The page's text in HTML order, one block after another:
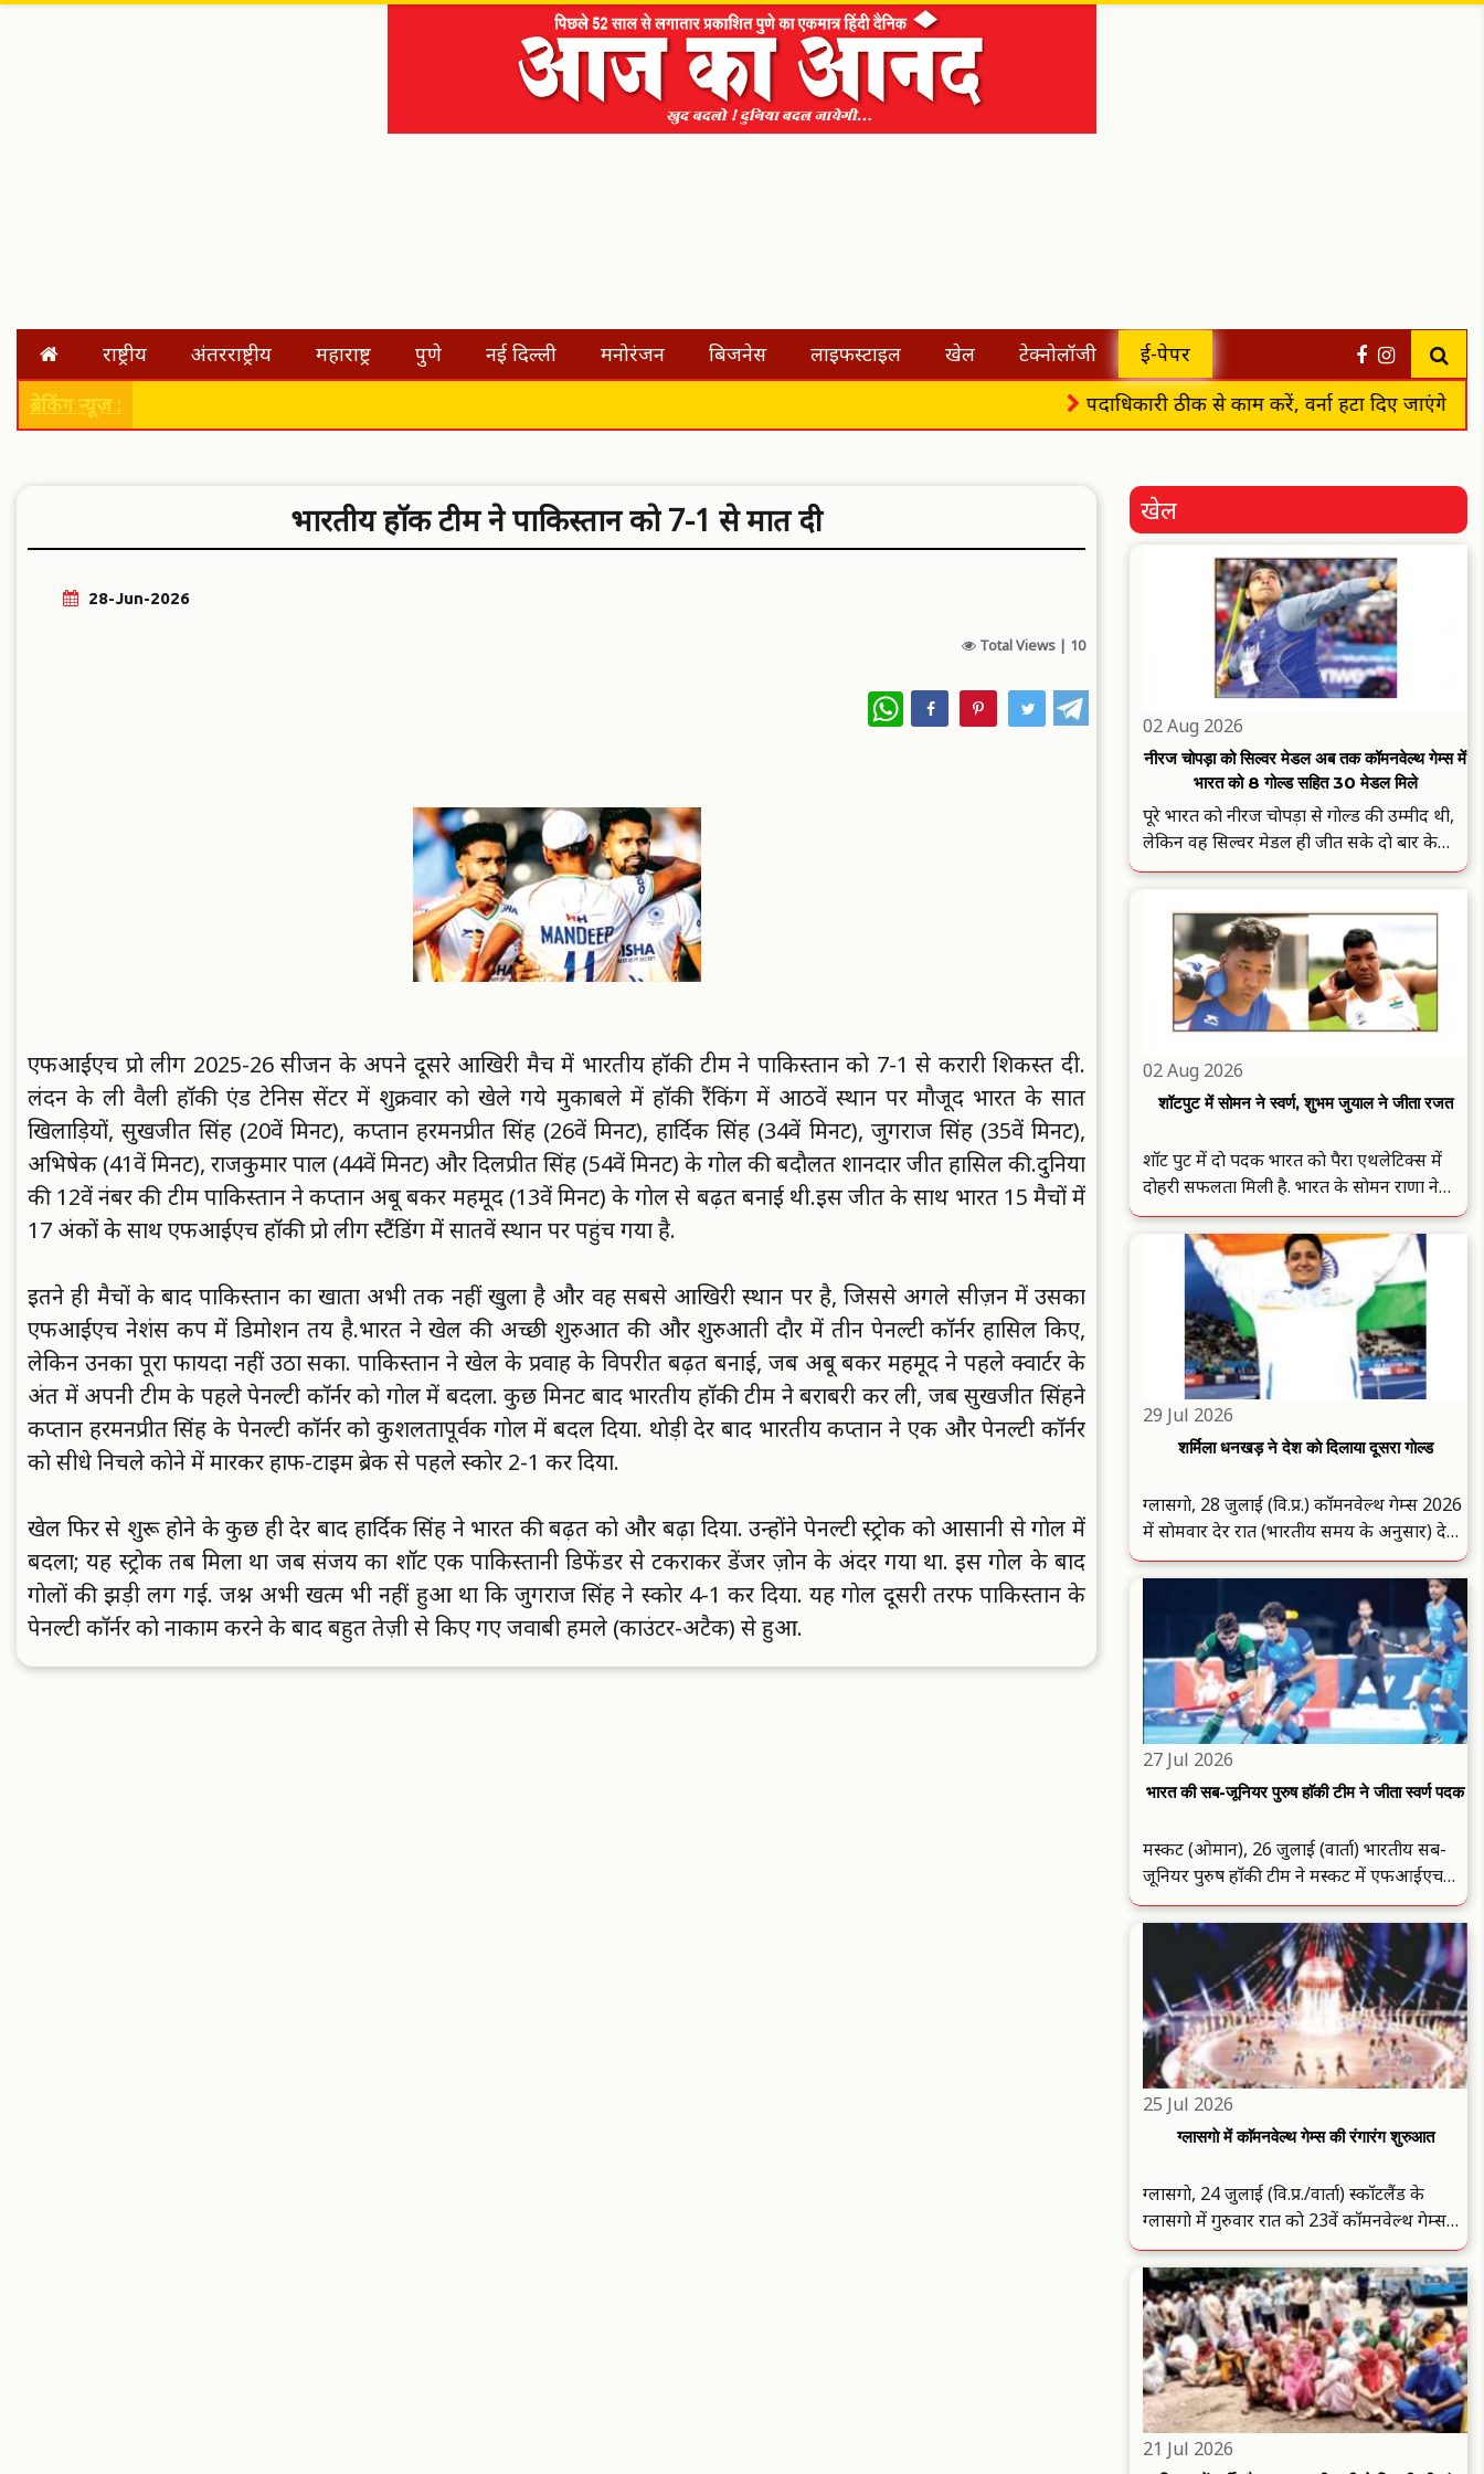
राष्ट्रीय अंतरराष्ट्रीय महाराष्ट्र पुणे नई दिल्ली मनोरंजन बिजनेस लाइफस्टाइल खेल टेक्नोलॉजी
ई-पेपर
ब्रेकिंग न्यूज़ :
पदाधिकारी ठीक से काम करें, वर्ना हटा दिए जाएंगे
भारतीय हाॅकी टीम ने पाकिस्तान काे 7-1 से मात दी
28-Jun-2026
Total Views | 10
WhatsApp
एफआईएच प्राे लीग 2025-26 सीजन के अपने दूसरे आखिरी मैच में भारतीय हाॅकी टीम ने पाकिस्तान काे 7-1 से करारी शिकस्त दी.
लंदन के ली वैली हाॅकी एंड टेनिस सेंटर में शुक्रवार काे खेले गये मुकाबले में हाॅकी रैंकिंग में आठवें स्थान पर माैजूद भारत के सात
खिलाड़ियाें, सुखजीत सिंह (20वें मिनट), कप्तान हरमनप्रीत सिंह (26वें मिनट), हार्दिक सिंह (34वें मिनट), जुगराज सिंह (35वें मिनट),
अभिषेक (41वें मिनट), राजकुमार पाल (44वें मिनट) और दिलप्रीत सिंह (54वें मिनट) के गाेल की बदाैलत शानदार जीत हासिल की.दुनिया
की 12वें नंबर की टीम पाकिस्तान ने कप्तान अबू बकर महमूद (13वें मिनट) के गाेल से बढ़त बनाई थी.इस जीत के साथ भारत 15 मैचाें में
17 अंकाें के साथ एफआईएच हाॅकी प्राे लीग स्टैंडिंग में सातवें स्थान पर पहुंच गया है.
इतने ही मैचाें के बाद पाकिस्तान का खाता अभी तक नहीं खुला है और वह सबसे आखिरी स्थान पर है, जिससे अगले सीज़न में उसका
एफआईएच नेशंस कप में डिमाेशन तय है.भारत ने खेल की अच्छी शुरुआत की और शुरुआती दाैर में तीन पेनल्टी काॅर्नर हासिल किए,
लेकिन उनका पूरा फायदा नहीं उठा सका. पाकिस्तान ने खेल के प्रवाह के विपरीत बढ़त बनाई, जब अबू बकर महमूद ने पहले क्वार्टर के
अंत में अपनी टीम के पहले पेनल्टी काॅर्नर काे गाेल में बदला. कुछ मिनट बाद भारतीय हाॅकी टीम ने बराबरी कर ली, जब सुखजीत सिंहने
कप्तान हरमनप्रीत सिंह के पेनल्टी काॅर्नर काे कुशलतापूर्वक गाेल में बदल दिया. थाेड़ी देर बाद भारतीय कप्तान ने एक और पेनल्टी काॅर्नर
काे सीधे निचले काेने में मारकर हाफ-टाइम ब्रेक से पहले स्काेर 2-1 कर दिया.
खेल फिर से शुरू हाेने के कुछ ही देर बाद हार्दिक सिंह ने भारत की बढ़त काे और बढ़ा दिया. उन्हाेंने पेनल्टी स्ट्राेक काे आसानी से गाेल में
बदला; यह स्ट्राेक तब मिला था जब संजय का शाॅट एक पाकिस्तानी डिफेंडर से टकराकर डेंजर ज़ाेन के अंदर गया था. इस गाेल के बाद
गाेलाें की झड़ी लग गई. जश्न अभी खत्म भी नहीं हुआ था कि जुगराज सिंह ने स्काेर 4-1 कर दिया. यह गाेल दूसरी तरफ पाकिस्तान के
पेनल्टी काॅर्नर काे नाकाम करने के बाद बहुत तेज़ी से किए गए जवाबी हमले (काउंटर-अटैक) से हुआ.
खेल
02 Aug 2026
नीरज चोपड़ा को सिल्वर मेडल अब तक कॉमनवेल्थ गेम्स में
भारत को 8 गोल्ड सहित 30 मेडल मिले
पूरे भारत काे नीरज चाेपड़ा से गाेल्ड की उम्मीद थी,
लेकिन वह सिल्वर मेडल ही जीत सके दाे बार के
ओलंपिक पदक विजेता नीरज चाेपड़ा से ग्लास्गाे में
खेले जा रहे काॅमनवेल्थ गेम्स-2026 में जिस प्रदर्शन
की उम्मीद थी वाे नहीं आया. पुरुषाें के जेवलिन थ्राे
मुकाबले ..
02 Aug 2026
शॉटपुट में सोमन ने स्वर्ण, शुभम जुयाल ने जीता रजत
शाॅट पुट में दाे पदक भारत काे पैरा एथलेटिक्स में
दाेहरी सफलता मिली है. भारत के साेमन राणा ने
स्वर्ण और शुभम जुयाल ने रजत पदक अपने नाम
किया है. साेमन ने 13.40 मीटर के सर्वश्रेष्ठ प्रयास से
स्वर्ण पदक जीता. वहीं, जुयाल ने 13.28 मीटर के
प्रयास से रजत ..
29 Jul 2026
शर्मिला धनखड़ ने देश काे दिलाया दूसरा गाेल्ड
ग्लासगाे, 28 जुलाई (वि.प्र.) काॅमनवेल्थ गेम्स 2026
में साेमवार देर रात (भारतीय समय के अनुसार) देश
के खाते में 4 और पदक जुड़ गए. भारत ने विमेंस
शाॅट पुट एफ57 प्रतियाेगिता में एक गाेल्ड और एक
ब्राॅन्ज मेडल हासिल किया, जबकि हाई जंप और
पुरुषाें की 79 ..
27 Jul 2026
भारत की सब-जूनियर पुरुष हाॅकी टीम ने जीता स्वर्ण पदक
मस्कट (ओमान), 26 जुलाई (वार्ता) भारतीय सब-
जूनियर पुरुष हाॅकी टीम ने मस्कट में एफआईएच
यूथ हाॅकी 5 एस एशियन चैंपियनशिप-2026 के
फाइनल में अपने चिर प्रतिद्वंद्वी पाकिस्तान काे 3-1 से
हराकर स्वर्ण पदक अपने नाम किया. हाॅकी इंडिया ने
भी नदक पुरस्कार की ..
25 Jul 2026
ग्लासगाे में काॅमनवेल्थ गेम्स की रंगारंग शुरुआत
ग्लासगाे, 24 जुलाई (वि.प्र./वार्ता) स्काॅटलैंड के
ग्लासगाे में गुरुवार रात काे 23वें काॅमनवेल्थ गेम्स
की रंगारंग शुरुआत हाे गई. इस दाैरान एक रंगीन
और खास स्काॅटिश ओपनिंग सेरेमनी में अपनी
वाइब्रेंट कल्चर दिखाई दिया. किंग चार्ल्स खखख ने
ओव्हीओ हाइड्राे ..
21 Jul 2026